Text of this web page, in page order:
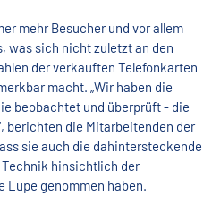
mehr Besucher und vor allem
was sich nicht zuletzt an den
der verkauften Telefonkarten
macht. „Wir haben die
beobachtet und überprüft - die
berichten die Mitarbeitenden der
sie auch die dahintersteckende
hinsichtlich der
genommen haben.